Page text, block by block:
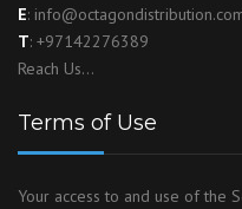
E:
T: +97142276389
Reach Us…
Terms of Use
Your access to and use of the